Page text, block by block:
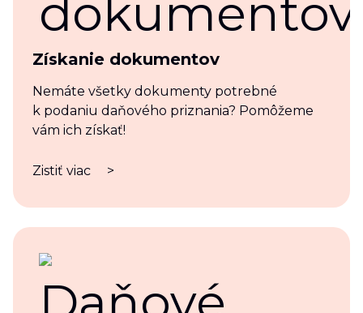
Získanie dokumentov
Nemáte všetky dokumenty potrebné
k podaniu daňového priznania? Pomôžeme
vám ich získať!
Zistiť viac >